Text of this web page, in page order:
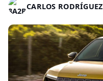
CARLOS RODRÍGUEZ